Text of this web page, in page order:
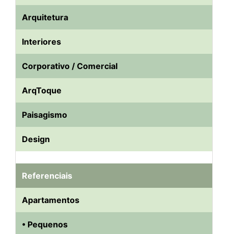
Arquitetura
Interiores
Corporativo / Comercial
ArqToque
Paisagismo
Design
Referenciais
Apartamentos
• Pequenos